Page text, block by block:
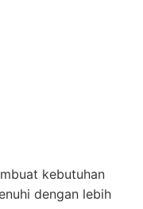
kebutuhan
dengan lebih